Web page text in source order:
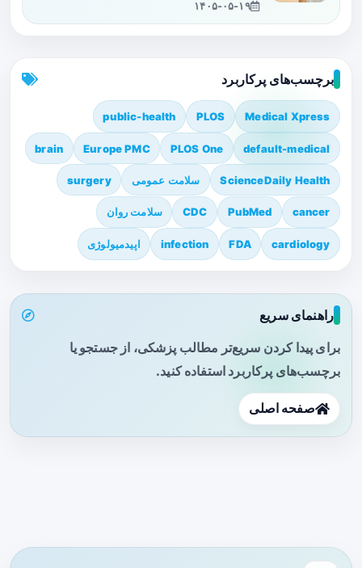
۱۴۰۵-۰۵-۱۹
برچسب‌های پرکاربرد
Medical Xpress
PLOS
public-health
default-medical
PLOS One
Europe PMC
brain
ScienceDaily Health سلامت عمومی surgery
cancer
PubMed
CDC سلامت روان
cardiology
FDA
infection اپیدمیولوژی
راهنمای سریع
برای پیدا کردن سریع‌تر مطالب پزشکی، از جستجو یا
برچسب‌های پرکاربرد استفاده کنید.
صفحه اصلی